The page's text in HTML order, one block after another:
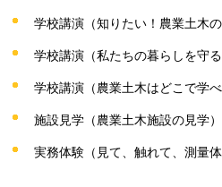
学校講演（知りたい！農業土木の
学校講演（私たちの暮らしを守る
学校講演（農業土木はどこで学
施設見学（農業土木施設の見学）
実務体験（見て、触れて、測量